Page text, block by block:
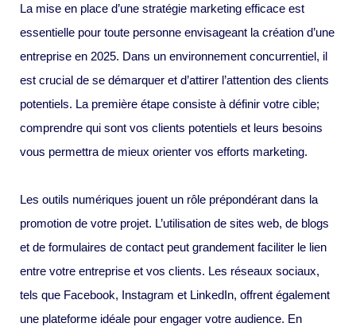
La mise en place d’une stratégie marketing efficace est
essentielle pour toute personne envisageant la création d’une
entreprise en 2025. Dans un environnement concurrentiel, il
est crucial de se démarquer et d’attirer l’attention des clients
potentiels. La première étape consiste à définir votre cible;
comprendre qui sont vos clients potentiels et leurs besoins
vous permettra de mieux orienter vos efforts marketing.
Les outils numériques jouent un rôle prépondérant dans la
promotion de votre projet. L’utilisation de sites web, de blogs
et de formulaires de contact peut grandement faciliter le lien
entre votre entreprise et vos clients. Les réseaux sociaux,
tels que Facebook, Instagram et LinkedIn, offrent également
une plateforme idéale pour engager votre audience. En